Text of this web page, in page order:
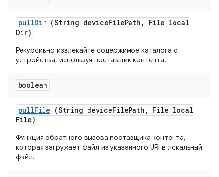
pullDir (String deviceFilePath ,
File local
Dir)
Рекурсивно извлекайте содержимое каталога с
устройства, используя поставщик контента.
boolean
pullFile (String deviceFilePath ,
File local
File)
Функция обратного вызова поставщика контента,
которая загружает файл из указанного URI в локальный
файл.